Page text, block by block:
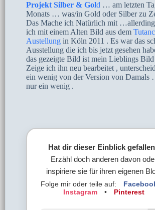
Projekt Silber & Gold … am letzten
Monats … was/in Gold oder Silber zu
Das Mache ich Natürlich mit
ich mit einem Alten Bild aus dem
Austellung in Köln 2011 . Es war das
Ausstellung die ich bis jetzt gesehen
das gezeigte Bild ist mein Lieblings Bild
Zeige ich ihn neu bearbeitet ,
ein wenig von der Version von Damals
nur ein wenig .
Hat dir dieser Einblick
Erzähl doch anderen davon
inspiriere sie für ihren eigenen
Folge mir oder teile auf:
Instagram
• Pinterest